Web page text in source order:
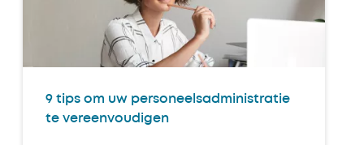
9 tips om uw personeelsadministratie
te vereenvoudigen